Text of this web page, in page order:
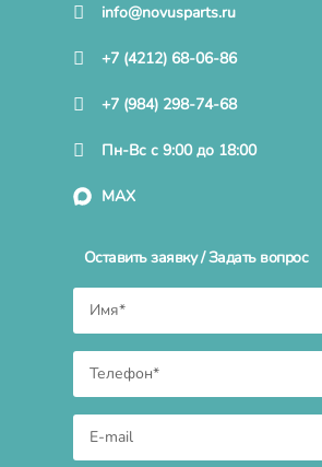
info@novusparts.ru
+7 (4212) 68-06-86
+7 (984) 298-74-68
Пн-Вс с 9:00 до 18:00
MAX
Оставить заявку / Задать вопрос